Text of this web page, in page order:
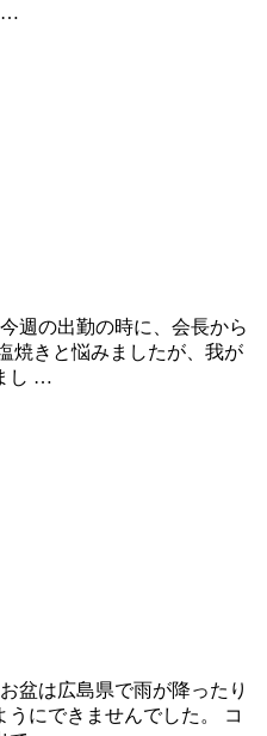
…
週の出勤の時に、会長から
焼きと悩みましたが、我が
し …
盆は広島県で雨が降ったり
うにできませんでした。 コ